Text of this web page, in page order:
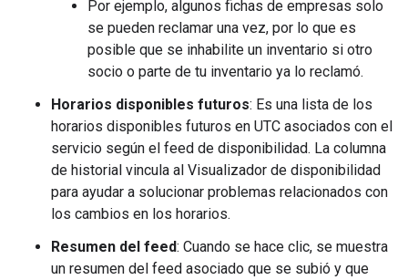
Por ejemplo, algunos fichas de empresas solo
se pueden reclamar una vez, por lo que es
posible que se inhabilite un inventario si otro
socio o parte de tu inventario ya lo reclamó.
Horarios disponibles futuros: Es una lista de los
horarios disponibles futuros en UTC asociados con el
servicio según el feed de disponibilidad. La columna
de historial vincula al Visualizador de disponibilidad
para ayudar a solucionar problemas relacionados con
los cambios en los horarios.
Resumen del feed: Cuando se hace clic, se muestra
un resumen del feed asociado que se subió y que